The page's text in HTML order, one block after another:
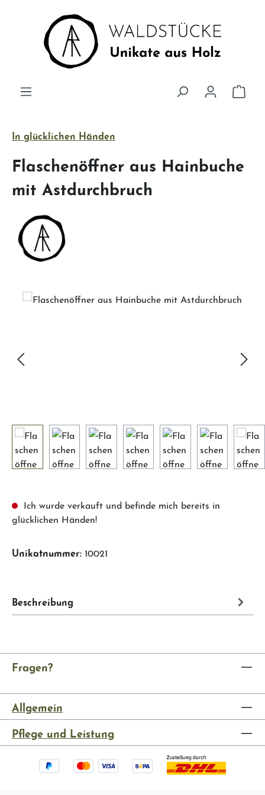
Zum Hauptinhalt springen
In glücklichen Händen
Flaschenöffner aus Hainbuche
mit Astdurchbruch
Bildergalerie überspringen
Ich wurde verkauft und befinde mich bereits in
glücklichen Händen!
Unikatnummer: 10021
Beschreibung
Fragen?
Allgemein
Pflege und Leistung